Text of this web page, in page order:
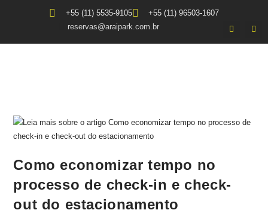
+55 (11) 5535-9105
+55 (11) 96503-1607
reservas@araipark.com.br
Como economizar tempo no
processo de check-in e check-
out do estacionamento